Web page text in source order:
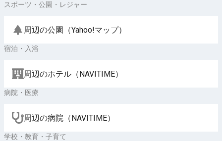
スポーツ・公園・レジャー
周辺の公園（Yahoo!マップ）
宿泊・入浴
周辺のホテル（NAVITIME）
病院・医療
周辺の病院（NAVITIME）
学校・教育・子育て